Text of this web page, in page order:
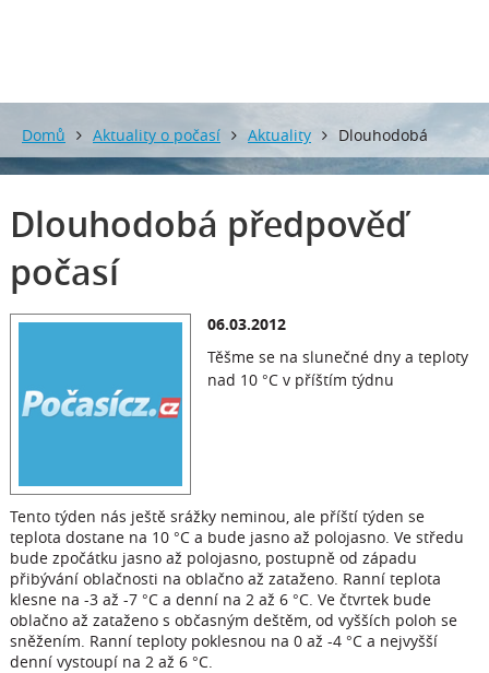
Domů Aktuality o počasí Aktuality Dlouhodobá
předpověď počasí
Dlouhodobá předpověď
počasí
06.03.2012
Těšme se na slunečné dny a teploty
nad 10 °C v příštím týdnu
Tento týden nás ještě srážky neminou, ale příští týden se
teplota dostane na 10 °C a bude jasno až polojasno. Ve středu
bude zpočátku jasno až polojasno, postupně od západu
přibývání oblačnosti na oblačno až zataženo. Ranní teplota
klesne na -3 až -7 °C a denní na 2 až 6 °C. Ve čtvrtek bude
oblačno až zataženo s občasným deštěm, od vyšších poloh se
sněžením. Ranní teploty poklesnou na 0 až -4 °C a nejvyšší
denní vystoupí na 2 až 6 °C.